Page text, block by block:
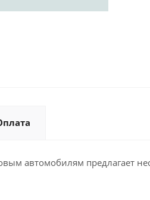
автомобилям предлагает